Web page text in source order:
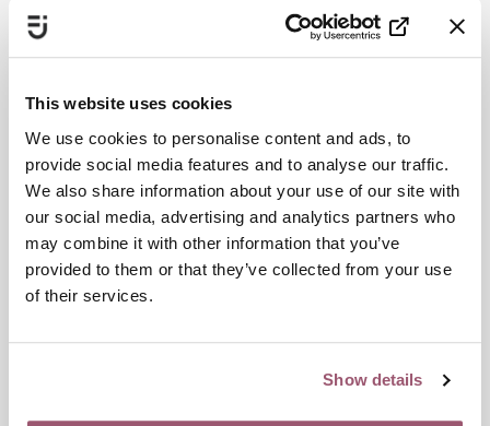
This website uses cookies
We use cookies to personalise content and ads, to
provide social media features and to analyse our traffic.
We also share information about your use of our site with
our social media, advertising and analytics partners who
may combine it with other information that you’ve
provided to them or that they’ve collected from your use
of their services.
Show details
vuxna som förs bort.
Kräver omfattande
lagstiftningsåtgärder
Förslaget är att ett inrapporteringssystem införs stegvis för
att först kartlägga omfattningen. På sikt kan det även
inkludera uppgifter om tidigare kontakter med myndigheter
och insatser, för att ge ett underlag till analyser kring risker
och brister i samhällets arbete.
– Ett nationellt inrapporterings- och uppföljningssystem är
hur många barn och vuxna som förs ut ur landet. Det är